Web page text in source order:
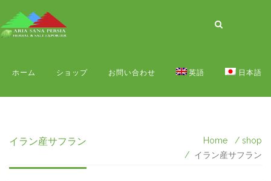
ホーム ショップ お問い合わせ 英語 日本語
イラン産サフラン Home
shop
イラン産サフラン